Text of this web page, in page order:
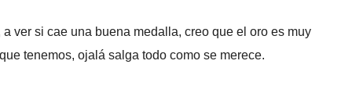
ver si cae una buena medalla, creo que el oro es muy
tenemos, ojalá salga todo como se merece.